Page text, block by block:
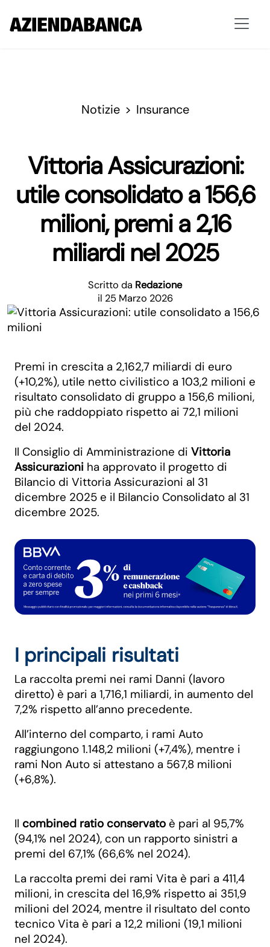
Notizie Insurance
Vittoria Assicurazioni:
utile consolidato a 156,6
milioni, premi a 2,16
miliardi nel 2025
Scritto da Redazione
il 25 Marzo 2026
Premi in crescita a 2,162,7 miliardi di euro
(+10,2%), utile netto civilistico a 103,2 milioni e
risultato consolidato di gruppo a 156,6 milioni,
più che raddoppiato rispetto ai 72,1 milioni
del 2024.
Il Consiglio di Amministrazione di Vittoria
Assicurazioni ha approvato il progetto di
Bilancio di Vittoria Assicurazioni al 31
dicembre 2025 e il Bilancio Consolidato al 31
dicembre 2025.
I principali risultati
La raccolta premi nei rami Danni (lavoro
diretto) è pari a 1,716,1 miliardi, in aumento del
7,2% rispetto all’anno precedente.
All’interno del comparto, i rami Auto
raggiungono 1.148,2 milioni (+7,4%), mentre i
rami Non Auto si attestano a 567,8 milioni
(+6,8%).
Il combined ratio conservato è pari al 95,7%
(94,1% nel 2024), con un rapporto sinistri a
premi del 67,1% (66,6% nel 2024).
La raccolta premi dei rami Vita è pari a 411,4
milioni, in crescita del 16,9% rispetto ai 351,9
milioni del 2024, mentre il risultato del conto
tecnico Vita è pari a 12,2 milioni (19,1 milioni
nel 2024).